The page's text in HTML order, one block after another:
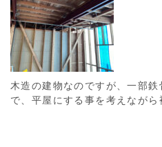
木造の建物なのですが、一部
で、平屋にする事を考えながら